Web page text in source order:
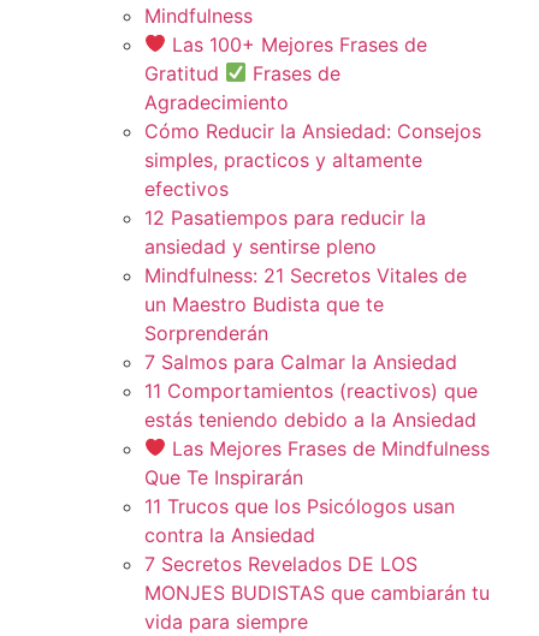
Mindfulness
Las 100+ Mejores Frases de
Gratitud
Frases de
Agradecimiento
Cómo Reducir la Ansiedad: Consejos
simples, practicos y altamente
efectivos
12 Pasatiempos para reducir la
ansiedad y sentirse pleno
Mindfulness: 21 Secretos Vitales de
un Maestro Budista que te
Sorprenderán
7 Salmos para Calmar la Ansiedad
11 Comportamientos (reactivos) que
estás teniendo debido a la Ansiedad
Las Mejores Frases de Mindfulness
Que Te Inspirarán
11 Trucos que los Psicólogos usan
contra la Ansiedad
7 Secretos Revelados DE LOS
MONJES BUDISTAS que cambiarán tu
vida para siempre